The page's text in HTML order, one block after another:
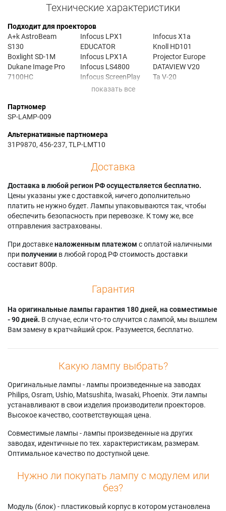
Технические характеристики
Подходит для проекторов
A+k AstroBeam
S130
Boxlight SD-1M
Dukane Image Pro
7100HC
Infocus C109
Infocus LPX1
Infocus LPX1
EDUCATOR
Infocus LPX1A
Infocus LS4800
Infocus ScreenPlay
4800
Infocus X1a
Knoll HD101
Projector Europe
DATAVIEW V20
Ta V-20
Партномер
SP-LAMP-009
Альтернативные партномера
31P9870, 456-237, TLP-LMT10
Доставка
Доставка в любой регион РФ осуществляется бесплатно.
Цены указаны уже с доставкой, ничего дополнительно
платить не нужно будет. Лампы упаковываются так, чтобы
обеспечить безопасность при перевозке. К тому же, все
отправления застрахованы.
При доставкеналоженным платежом с оплатой наличными
при получении в любой город РФ стоимость доставки
составит 800р.
Гарантия
На оригинальные лампы гарантия 180 дней, на совместимые
- 90 дней. В случае, если что-то случится с лампой, мы вышлем
Вам замену в кратчайший срок. Разумеется, бесплатно.
Какую лампу выбрать?
Оригинальные лампы - лампы произведенные на заводах
Philips, Osram, Ushio, Matsushita, Iwasaki, Phoenix. Эти лампы
устанавливают в свои изделия производители проекторов.
Высокое качество, соответствующая цена.
Совместимые лампы - лампы произведенные на других
заводах, идентичные по тех. характеристикам, размерам.
Оптимальное качество по доступной цене.
Нужно ли покупать лампу с модулем или
без?
Модуль (блок) - пластиковый корпус в котором установлена